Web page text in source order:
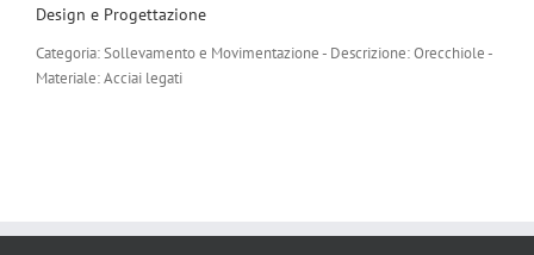
Design e Progettazione
Categoria: Sollevamento e Movimentazione - Descrizione: Orecchiole -
Materiale: Acciai legati